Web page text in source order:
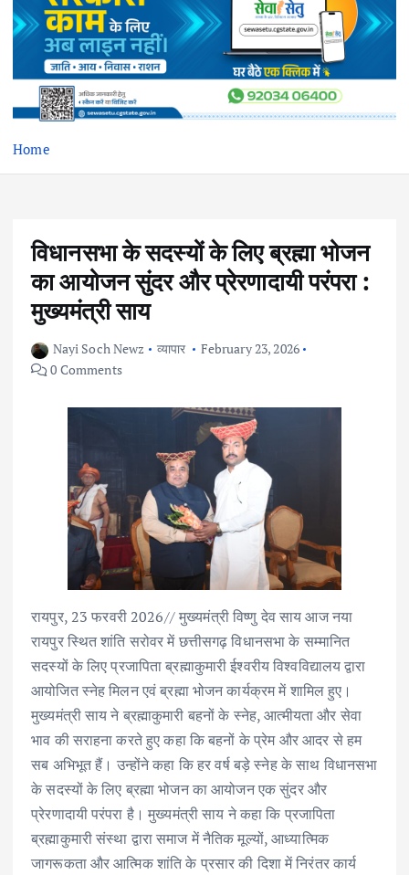
Home
विधानसभा के सदस्यों के लिए ब्रह्मा भोजन
का आयोजन सुंदर और प्रेरणादायी परंपरा :
मुख्यमंत्री साय
Nayi Soch Newz व्यापार
February 23, 2026
0 Comments
रायपुर, 23 फरवरी 2026// मुख्यमंत्री विष्णु देव साय आज नया
रायपुर स्थित शांति सरोवर में छत्तीसगढ़ विधानसभा के सम्मानित
सदस्यों के लिए प्रजापिता ब्रह्माकुमारी ईश्वरीय विश्वविद्यालय द्वारा
आयोजित स्नेह मिलन एवं ब्रह्मा भोजन कार्यक्रम में शामिल हुए।
मुख्यमंत्री साय ने ब्रह्माकुमारी बहनों के स्नेह, आत्मीयता और सेवा
भाव की सराहना करते हुए कहा कि बहनों के प्रेम और आदर से हम
सब अभिभूत हैं। उन्होंने कहा कि हर वर्ष बड़े स्नेह के साथ विधानसभा
के सदस्यों के लिए ब्रह्मा भोजन का आयोजन एक सुंदर और
प्रेरणादायी परंपरा है। मुख्यमंत्री साय ने कहा कि प्रजापिता
ब्रह्माकुमारी संस्था द्वारा समाज में नैतिक मूल्यों, आध्यात्मिक
जागरूकता और आत्मिक शांति के प्रसार की दिशा में निरंतर कार्य